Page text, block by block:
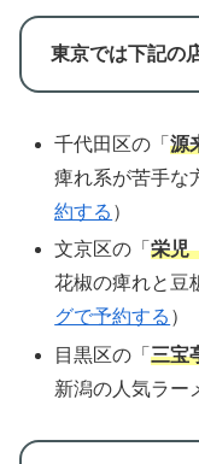
東京では下記の
千代田区の「源
痺れ系が苦手な
約する ）
文京区の「栄児
花椒の痺れと豆
グで予約する ）
目黒区の「三宝
新潟の人気ラー